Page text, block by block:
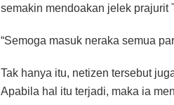
semakin mendoakan jelek prajurit
“Semoga masuk neraka semua
Tak hanya itu, netizen tersebut
Apabila hal itu terjadi, maka ia